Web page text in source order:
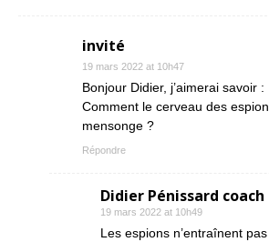
invité
19 mars 2022 at 10h47
Bonjour Didier, j’aimerai savoir :
Comment le cerveau des
mensonge ?
Répondre
Didier Pénissard coach
19 mars 2022 at 10h49
Les espions n’entraînent